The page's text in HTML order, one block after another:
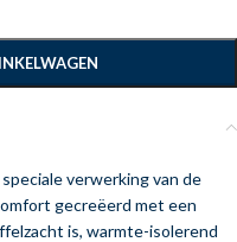
verwerking van de
gecreëerd met een
is, warmte-isolerend